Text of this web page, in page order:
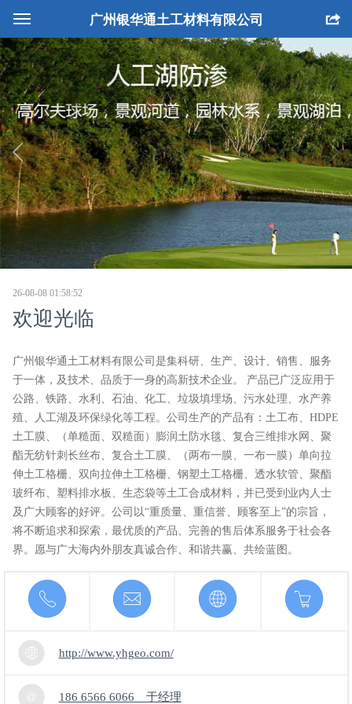
网站首页
公司简介
产品中心
工程案例
生产设备
广州银华通土工材料有限公司
26-08-08 01:58:52
欢迎光临
广州银华通土工材料有限公司是集科研、生产、设计、销售、服务
于一体，及技术、品质于一身的高新技术企业。 产品已广泛应用于
公路、铁路、水利、石油、化工、垃圾填埋场、污水处理、水产养
殖、人工湖及环保绿化等工程。公司生产的产品有：土工布、HDPE
土工膜、（单糙面、双糙面）膨润土防水毯、复合三维排水网、聚
酯无纺针刺长丝布、复合土工膜、（两布一膜、一布一膜）单向拉
伸土工格栅、双向拉伸土工格栅、钢塑土工格栅、透水软管、聚酯
玻纤布、塑料排水板、生态袋等土工合成材料，并已受到业内人士
及广大顾客的好评。公司以“重质量、重信誉、顾客至上”的宗旨，
将不断追求和探索，最优质的产品、完善的售后体系服务于社会各
界。愿与广大海内外朋友真诚合作、和谐共赢、共绘蓝图。
http://www.yhgeo.com/
186 6566 6066 于经理